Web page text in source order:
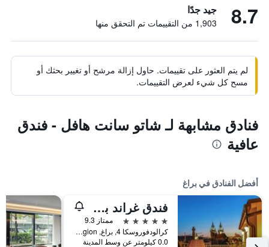
8.7 جيد جدًا
1,903 من التقييمات تم التحقق منها
لم يتم العثور على تقييمات. حاول إزالة مرشح أو تغيير بحثك أو
مسح كل شيء لعرض التقييمات.
فنادق مشابهة لـ شاتو سانت هافل - فندق
عافية
أفضل الفنادق في براغ
فندق غراند بوهيميا
5 نجوم
ممتاز 9.3
كرالودفوروسكا 4, براغ, Prague Region, جمهورية التشيك
0.0 كيلومتر عن وسط المدينة